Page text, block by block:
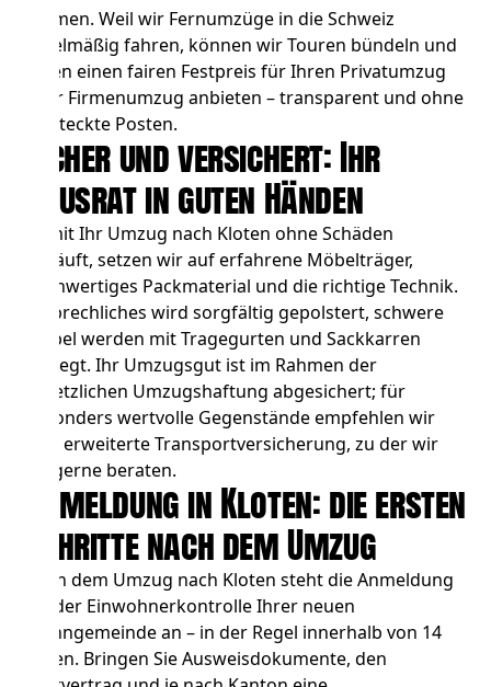
Bremen. Weil wir Fernumzüge in die Schweiz
regelmäßig fahren, können wir Touren bündeln und
Ihnen einen fairen Festpreis für Ihren Privatumzug
oder Firmenumzug anbieten – transparent und ohne
versteckte Posten.
Sicher und versichert: Ihr
Hausrat in guten Händen
Damit Ihr Umzug nach Kloten ohne Schäden
verläuft, setzen wir auf erfahrene Möbelträger,
hochwertiges Packmaterial und die richtige Technik.
Zerbrechliches wird sorgfältig gepolstert, schwere
Möbel werden mit Tragegurten und Sackkarren
bewegt. Ihr Umzugsgut ist im Rahmen der
gesetzlichen Umzugshaftung abgesichert; für
besonders wertvolle Gegenstände empfehlen wir
eine erweiterte Transportversicherung, zu der wir
Sie gerne beraten.
Anmeldung in Kloten: die ersten
Schritte nach dem Umzug
Nach dem Umzug nach Kloten steht die Anmeldung
bei der Einwohnerkontrolle Ihrer neuen
Wohngemeinde an – in der Regel innerhalb von 14
Tagen. Bringen Sie Ausweisdokumente, den